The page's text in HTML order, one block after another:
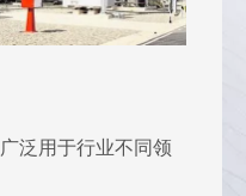
泛用于行业不同领